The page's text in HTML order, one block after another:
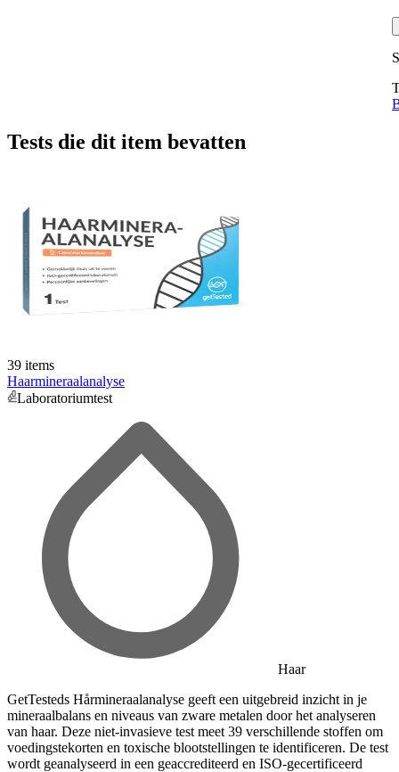
Tests die dit item bevatten
39 items
Haarmineraalanalyse
Laboratoriumtest
Haar
GetTesteds Hårmineraalanalyse geeft een uitgebreid inzicht in je
mineraalbalans en niveaus van zware metalen door het analyseren
van haar. Deze niet-invasieve test meet 39 verschillende stoffen om
voedingstekorten en toxische blootstellingen te identificeren. De test
wordt geanalyseerd in een geaccrediteerd en ISO-gecertificeerd